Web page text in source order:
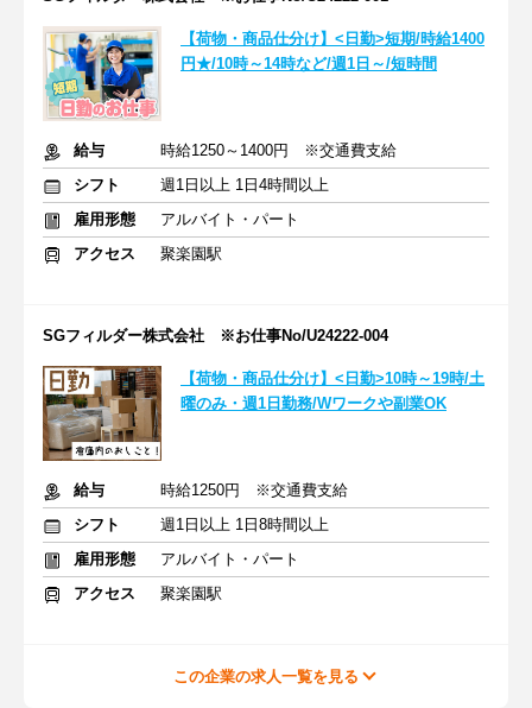
【荷物・商品仕分け】<日勤>短期/時給1400
円★/10時～14時など/週1日～/短時間
給与
時給1250～1400円 ※交通費支給
シフト
週1日以上 1日4時間以上
雇用形態
アルバイト・パート
アクセス
聚楽園駅
SGフィルダー株式会社 ※お仕事No/U24222-004
【荷物・商品仕分け】<日勤>10時～19時/土
曜のみ・週1日勤務/Wワークや副業OK
給与
時給1250円 ※交通費支給
シフト
週1日以上 1日8時間以上
雇用形態
アルバイト・パート
アクセス
聚楽園駅
この企業の求人一覧を見る